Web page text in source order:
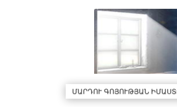
ՄԱՐԴՈՒ ԳՈՅՈՒԹՅԱՆ